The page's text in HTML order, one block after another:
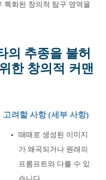
특화된 창의적 탐구 영역을
의 추종을 불허
한 창의적 커맨
고려할 사항 (세부 사항)
때때로 생성된 이미지
가 왜곡되거나 원래의
프롬프트와 다를 수 있